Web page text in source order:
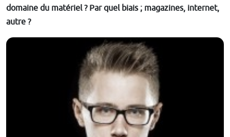
domaine du matériel ? Par quel biais ; magazines, internet,
autre ?